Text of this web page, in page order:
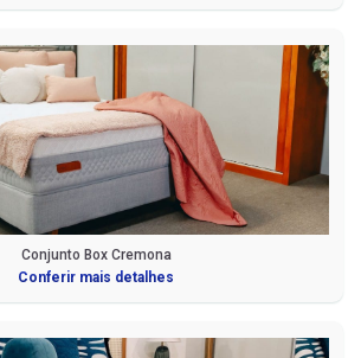
Conjunto Box Cremona
Conferir mais detalhes